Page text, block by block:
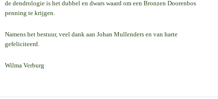
de dendrologie is het dubbel en dwars waard om een Bronzen Doorenbos
penning te krijgen.
Namens het bestuur, veel dank aan Johan Mullenders en van harte
gefeliciteerd.
Wilma Verburg